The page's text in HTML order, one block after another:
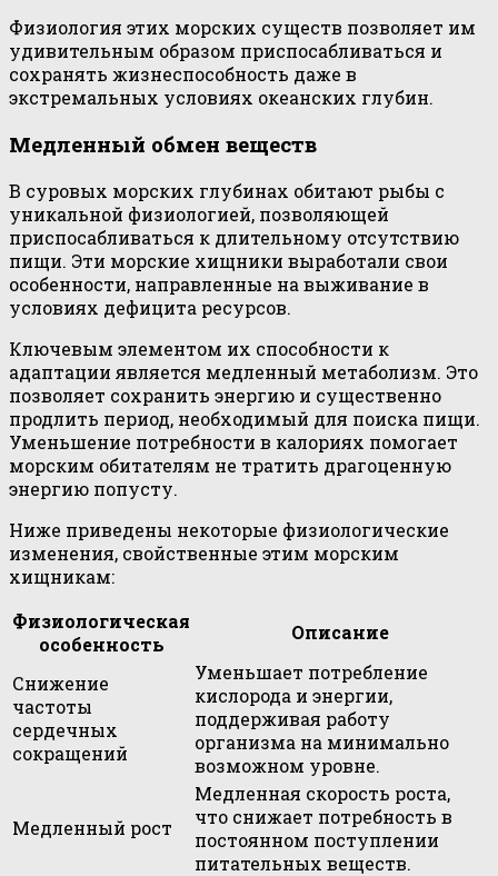
Физиология этих морских существ позволяет им
удивительным образом приспосабливаться и
сохранять жизнеспособность даже в
экстремальных условиях океанских глубин.
Медленный обмен веществ
В суровых морских глубинах обитают рыбы с
уникальной физиологией, позволяющей
приспосабливаться к длительному отсутствию
пищи. Эти морские хищники выработали свои
особенности, направленные на выживание в
условиях дефицита ресурсов.
Ключевым элементом их способности к
адаптации является медленный метаболизм. Это
позволяет сохранить энергию и существенно
продлить период, необходимый для поиска пищи.
Уменьшение потребности в калориях помогает
морским обитателям не тратить драгоценную
энергию попусту.
Ниже приведены некоторые физиологические
изменения, свойственные этим морским
хищникам:
Физиологическая
особенность
Описание
Снижение
частоты
сердечных
сокращений
Уменьшает потребление
кислорода и энергии,
поддерживая работу
организма на минимально
возможном уровне.
Медленный рост
Медленная скорость роста,
что снижает потребность в
постоянном поступлении
питательных веществ.